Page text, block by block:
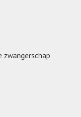
zwangerschap